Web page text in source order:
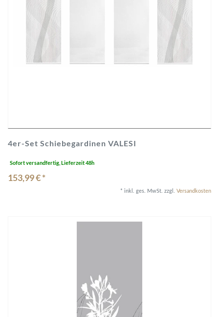
4er-Set Schiebegardinen VALESI
Sofort versandfertig, Lieferzeit 48h
153,99 € *
* inkl. ges. MwSt. zzgl. Versandkosten